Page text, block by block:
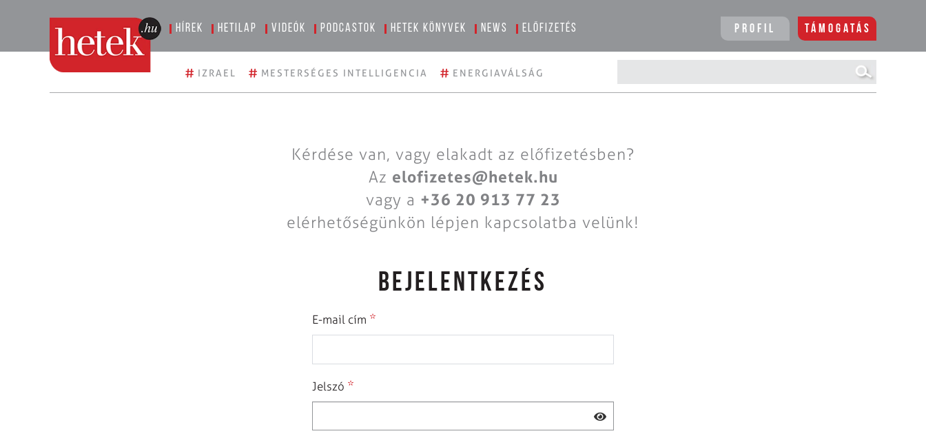
Hírek Hetilap Videók Podcastok Hetek könyvek News Előfizetés Profil Támogatás
# IZRAEL # MESTERSÉGES INTELLIGENCIA # ENERGIAVÁLSÁG
Kérdése van, vagy elakadt az előfizetésben?
Az elofizetes@hetek.hu
vagy a +36 20 913 77 23
elérhetőségünkön lépjen kapcsolatba velünk!
BEJELENTKEZÉS
E-mail cím *
Jelszó *